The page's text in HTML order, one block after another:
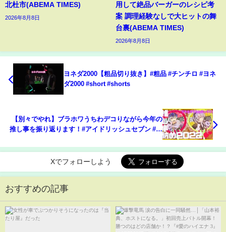
北杜市(ABEMA TIMES)
2026年8月8日
用して絶品バーガーのレシピ考
案 調理経験なしで大ヒットの舞
台裏(ABEMA TIMES)
2026年8月8日
ヨネダ2000【粗品切り抜き】#粗品 #チンチロ #ヨネ
ダ2000 #short #shorts
【別々でやれ】ブラホワうちわデコりながら今年の
推し事を振り返ります！#アイドリッシュセブン #さ
Xでフォローしよう
おすすめの記事